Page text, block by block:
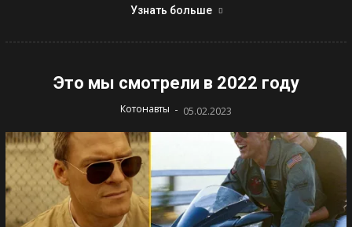
Узнать больше
Это мы смотрели в 2022 году
Котонавты - 05.02.2023